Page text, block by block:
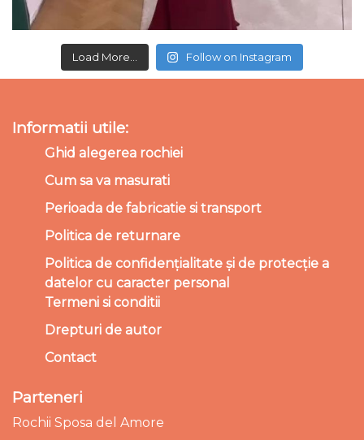
Load More... Follow on Instagram
Informatii utile:
Ghid alegerea rochiei
Cum sa va masurati
Perioada de fabricatie si transport
Politica de returnare
Politica de confidențialitate și de protecție a
datelor cu caracter personal
Termeni si conditii
Drepturi de autor
Contact
Parteneri
Rochii Sposa del Amore